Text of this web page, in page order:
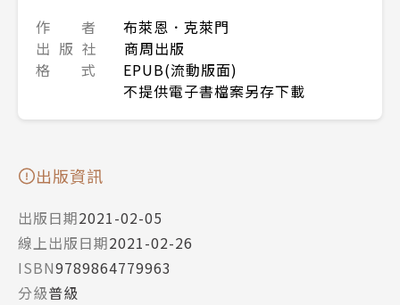
作 者
布萊恩．克萊門
出 版 社
商周出版
格 式
EPUB(流動版面)
不提供電子書檔案另存下載
出版資訊
出版日期2021-02-05
線上出版日期2021-02-26
ISBN9789864779963
分級普級